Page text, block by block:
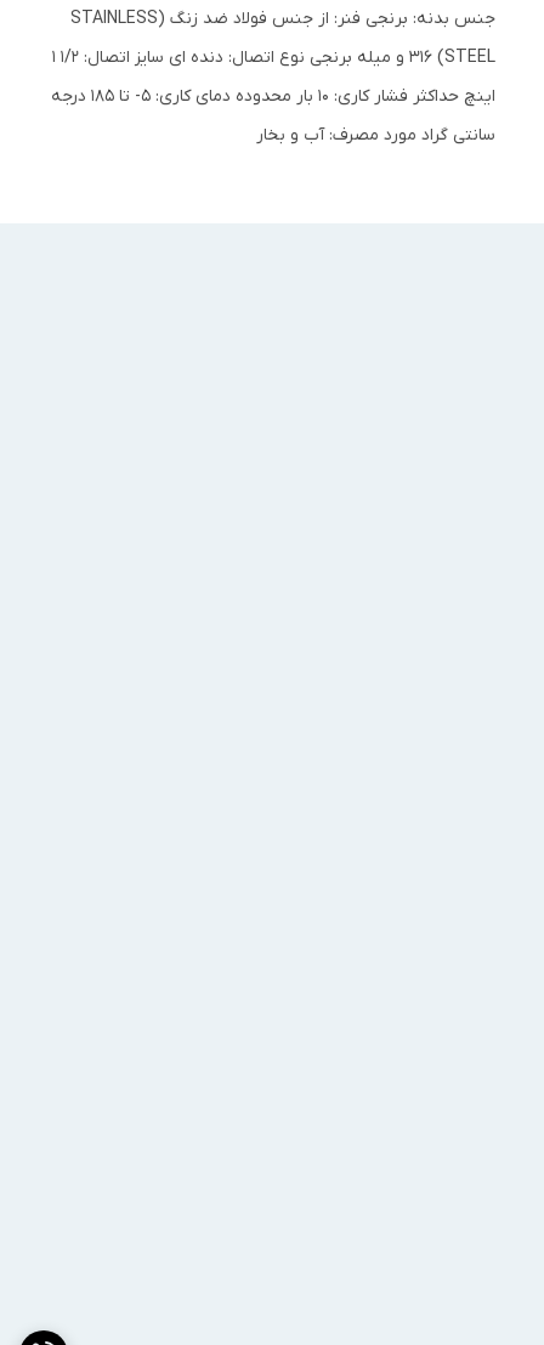
جنس بدنه: برنجی فنر: از جنس فولاد ضد زنگ (STAINLESS
STEEL) 316 و میله برنجی نوع اتصال: دنده ای سایز اتصال: 1/2 1
اینچ حداکثر فشار کاری: 10 بار محدوده دمای کاری: 5- تا 185 درجه
سانتی گراد مورد مصرف: آب و بخار